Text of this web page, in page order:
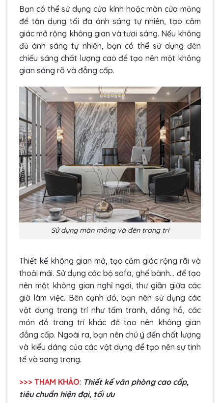
Bạn có thể sử dụng cửa kính hoặc màn cửa mỏng
để tận dụng tối đa ánh sáng tự nhiên, tạo cảm
giác mở rộng không gian và tươi sáng. Nếu không
đủ ánh sáng tự nhiên, bạn có thể sử dụng đèn
chiếu sáng chất lượng cao để tạo nên một không
gian sáng rõ và đẳng cấp.
Sử dụng màn mỏng và đèn trang trí
Thiết kế không gian mở, tạo cảm giác rộng rãi và
thoải mái. Sử dụng các bộ sofa, ghế bành… để tạo
nên một không gian nghỉ ngơi, thư giãn giữa các
giờ làm việc. Bên cạnh đó, bạn nên sử dụng các
vật dụng trang trí như tấm tranh, đồng hồ, các
món đồ trang trí khác để tạo nên không gian
đẳng cấp. Ngoài ra, bạn nên chú ý đến chất lượng
và kiểu dáng của các vật dụng để tạo nên sự tinh
tế và sang trọng.
>>> THAM KHẢO: Thiết kế văn phòng cao cấp,
tiêu chuẩn hiện đại, tối ưu